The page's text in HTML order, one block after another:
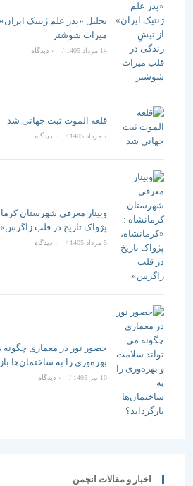
تجلیل «پدر علم ژنتیک ایران» از
میراث شوشتر
14 مرداد 1405 / ۰ دیدگاه
قلعه الموت ثبت جهانی شد
/ ۰ دیدگاه
وبینار معرفی شهرستان کرمانشاه :
پژواک تاریخ در قلب زاگرس»
5 مرداد 1405 / ۰ دیدگاه
حضور نور در معماری چگونه می
بهره‌وری را به ساختمان‌ها
/ ۰ دیدگاه
اخبار و مقالات انجمن